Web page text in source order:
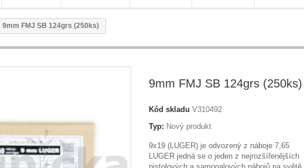
9mm FMJ SB 124grs (250ks)
9mm FMJ SB 124grs (250ks)
Kód skladu V310492
Typ: Nový produkt
9x19 (LUGER) je odvozený z náboje 7,65
LUGER jedná se o jeden z nejrozšířenějších